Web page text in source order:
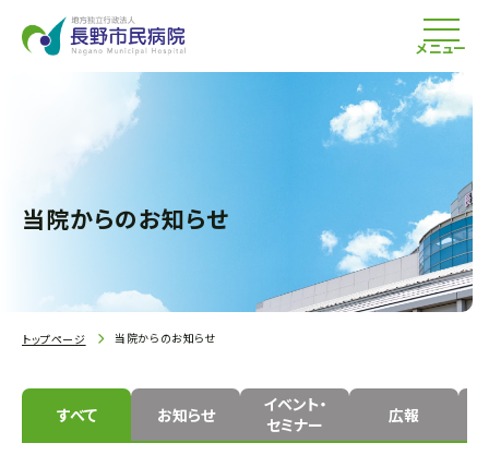
メニュー
当院からのお知らせ
トップページ 当院からのお知らせ
すべて お知らせ
イベント・
セミナー
広報